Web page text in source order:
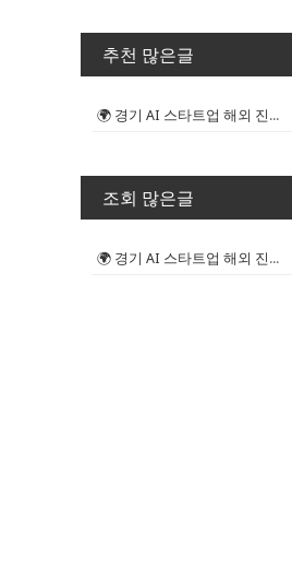
추천 많은글
🌍 경기 AI 스타트업 해외 진출 판...
조회 많은글
🌍 경기 AI 스타트업 해외 진출 판...